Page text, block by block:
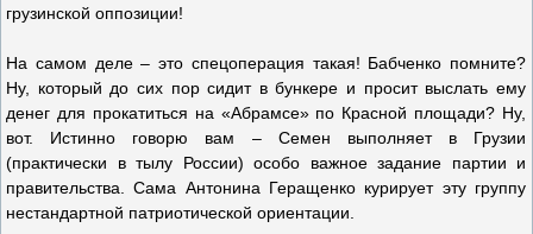
грузинской оппозиции!
На самом деле – это спецоперация такая! Бабченко помните?
Ну, который до сих пор сидит в бункере и просит выслать ему
денег для прокатиться на «Абрамсе» по Красной площади? Ну,
вот. Истинно говорю вам – Семен выполняет в Грузии
(практически в тылу России) особо важное задание партии и
правительства. Сама Антонина Геращенко курирует эту группу
нестандартной патриотической ориентации.